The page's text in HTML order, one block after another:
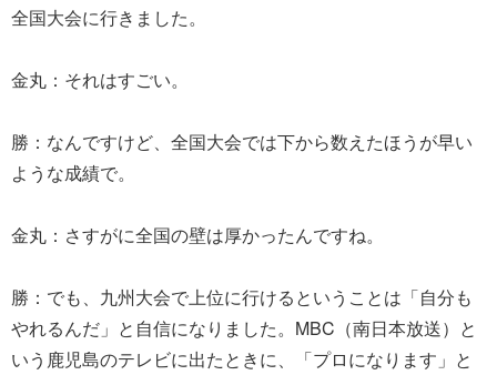
全国大会に行きました。
金丸：それはすごい。
勝：なんですけど、全国大会では下から数えたほうが早い
ような成績で。
金丸：さすがに全国の壁は厚かったんですね。
勝：でも、九州大会で上位に行けるということは「自分も
やれるんだ」と自信になりました。MBC（南日本放送）と
いう鹿児島のテレビに出たときに、「プロになります」と